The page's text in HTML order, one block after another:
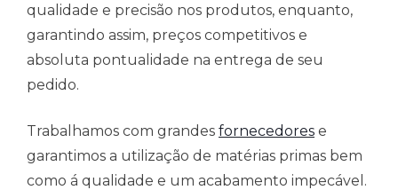
qualidade e precisão nos produtos, enquanto,
garantindo assim, preços competitivos e
absoluta pontualidade na entrega de seu
pedido.
Trabalhamos com grandes fornecedores e
garantimos a utilização de matérias primas bem
como á qualidade e um acabamento impecável.